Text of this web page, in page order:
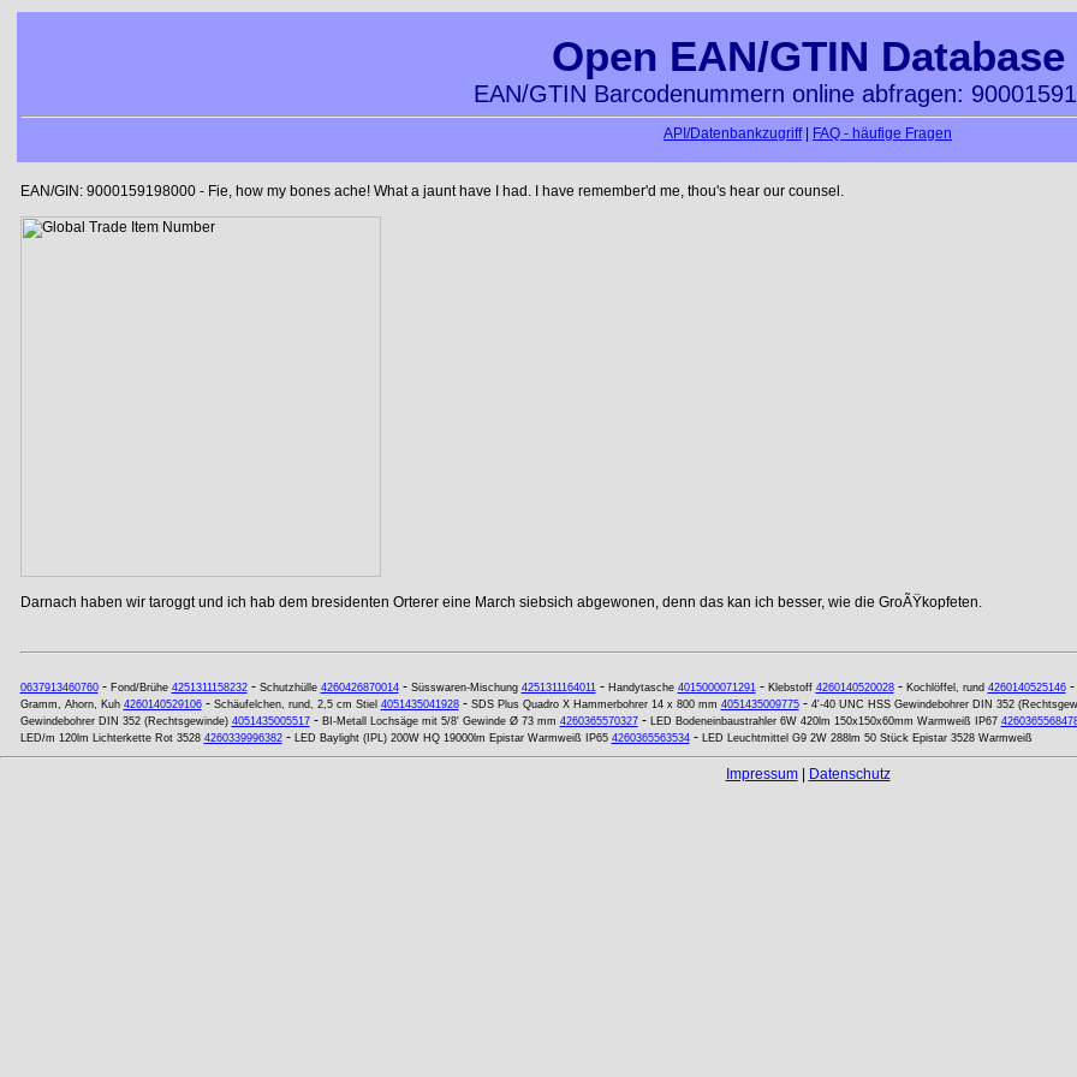
Open EAN/GTIN Database
EAN/GTIN Barcodenummern online abfragen:
API/Datenbankzugriff| FAQ - häufige Fragen
EAN/GIN: 9000159198000 - Fie, how my bones ache! What a jaunt have I had. I have remember'd me, thou's hear our counsel.
Darnach haben wir taroggt und ich hab dem bresidenten Orterer eine March siebsich abgewonen, denn das kan ich besser, wie die GroÃŸkopfeten.
0637913460760- Fond/Brühe 4251311158232- Schutzhülle 4260426870014- Süsswaren-Mischung 4251311164011- Handytasche 4015000071291- Klebstoff 4260140520028- Kochlöffel, rund 4260140525146-
Gramm, Ahorn, Kuh 4260140529106- Schäufelchen, rund, 2,5 cm Stiel 4051435041928- SDS Plus Quadro X Hammerbohrer 14 x 800 mm 4051435009775- 4'-40 UNC HSS Gewindebohrer DIN 352
Gewindebohrer DIN 352 (Rechtsgewinde) 4051435005517- BI-Metall Lochsäge mit 5/8' Gewinde Ø 73 mm 4260365570327- LED Bodeneinbaustrahler 6W 420lm 150x150x60mm Warmweiß IP67
LED/m 120lm Lichterkette Rot 3528 4260339996382- LED Baylight (IPL) 200W HQ 19000lm Epistar Warmweiß IP65 4260365563534- LED Leuchtmittel G9 2W 288lm 50 Stück Epistar 3528 Warmweiß
Impressum| Datenschutz